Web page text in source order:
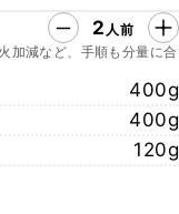
2 人前
加減など、手順も分量に合
400g
400g
120g